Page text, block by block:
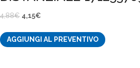
4,88€ Il
originale
4,15€
attuale
AGGIUNGI AL PREVENTIVO